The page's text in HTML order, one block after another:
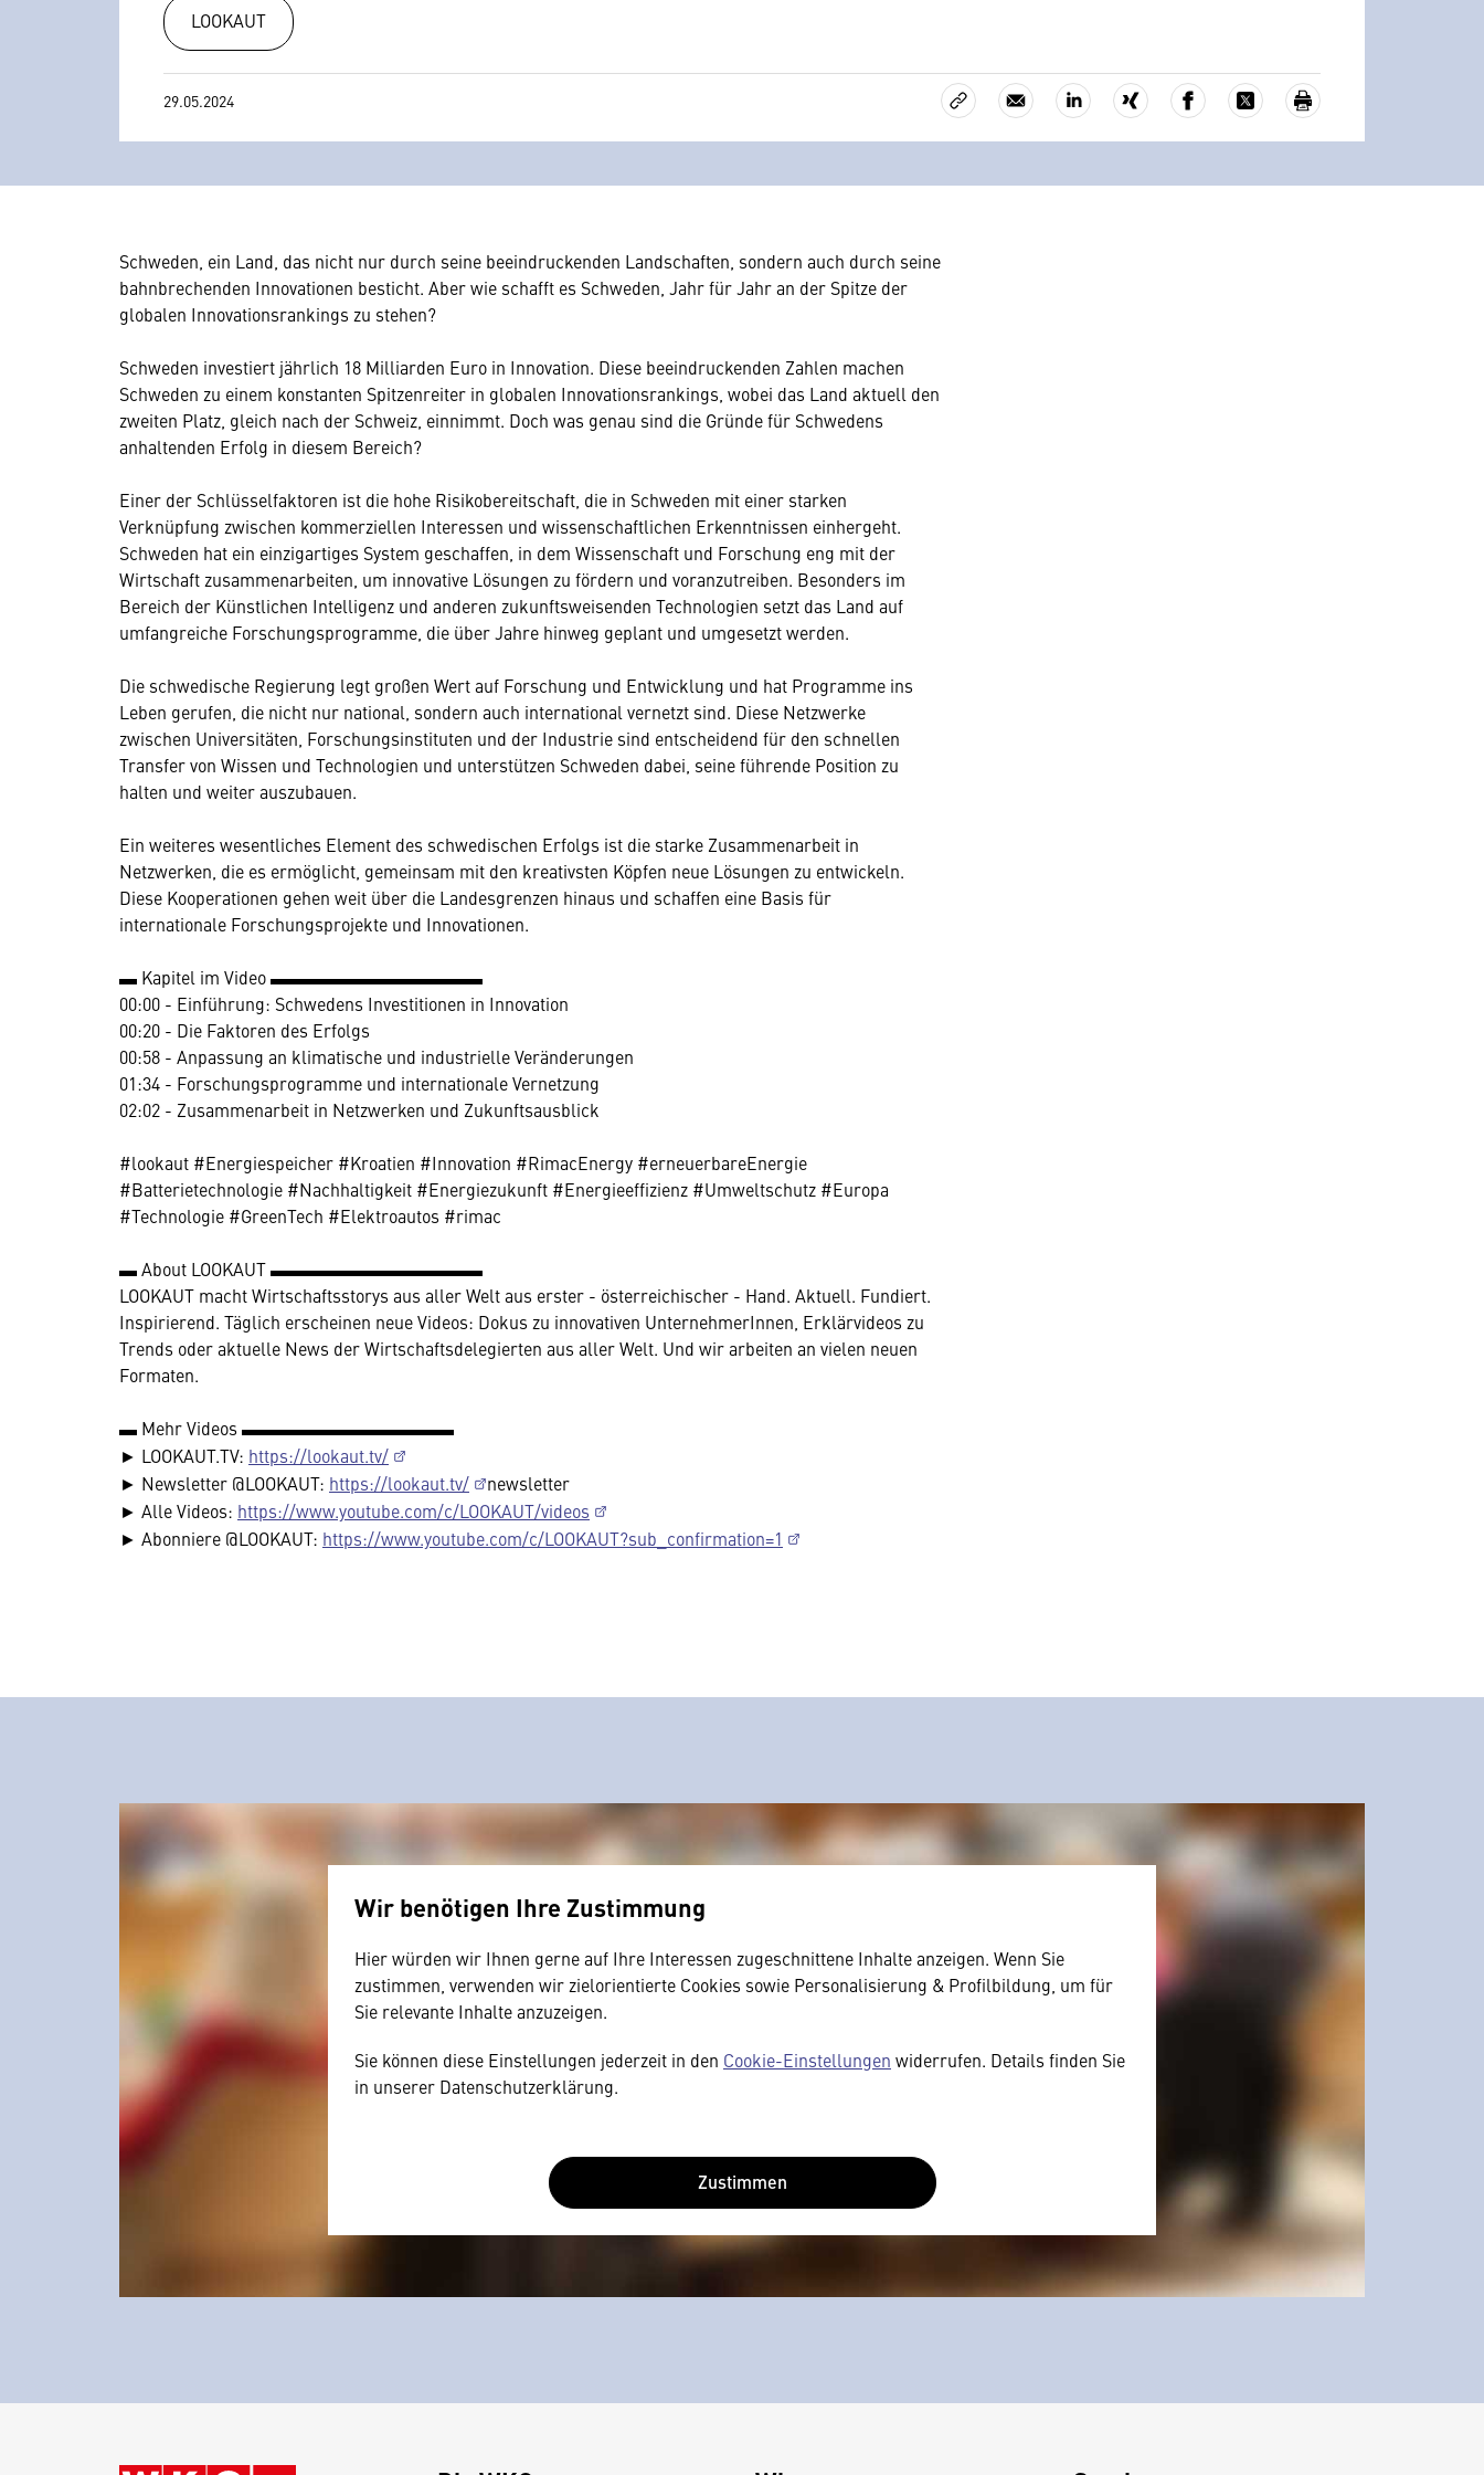
LOOKAUT
29.05.2024
Schweden, ein Land, das nicht nur durch seine beeindruckenden Landschaften, sondern auch durch seine
bahnbrechenden Innovationen besticht. Aber wie schafft es Schweden, Jahr für Jahr an der Spitze der
globalen Innovationsrankings zu stehen?
Schweden investiert jährlich 18 Milliarden Euro in Innovation. Diese beeindruckenden Zahlen machen
Schweden zu einem konstanten Spitzenreiter in globalen Innovationsrankings, wobei das Land aktuell den
zweiten Platz, gleich nach der Schweiz, einnimmt. Doch was genau sind die Gründe für Schwedens
anhaltenden Erfolg in diesem Bereich?
Einer der Schlüsselfaktoren ist die hohe Risikobereitschaft, die in Schweden mit einer starken
Verknüpfung zwischen kommerziellen Interessen und wissenschaftlichen Erkenntnissen einhergeht.
Schweden hat ein einzigartiges System geschaffen, in dem Wissenschaft und Forschung eng mit der
Wirtschaft zusammenarbeiten, um innovative Lösungen zu fördern und voranzutreiben. Besonders im
Bereich der Künstlichen Intelligenz und anderen zukunftsweisenden Technologien setzt das Land auf
umfangreiche Forschungsprogramme, die über Jahre hinweg geplant und umgesetzt werden.
Die schwedische Regierung legt großen Wert auf Forschung und Entwicklung und hat Programme ins
Leben gerufen, die nicht nur national, sondern auch international vernetzt sind. Diese Netzwerke
zwischen Universitäten, Forschungsinstituten und der Industrie sind entscheidend für den schnellen
Transfer von Wissen und Technologien und unterstützen Schweden dabei, seine führende Position zu
halten und weiter auszubauen.
Ein weiteres wesentliches Element des schwedischen Erfolgs ist die starke Zusammenarbeit in
Netzwerken, die es ermöglicht, gemeinsam mit den kreativsten Köpfen neue Lösungen zu entwickeln.
Diese Kooperationen gehen weit über die Landesgrenzen hinaus und schaffen eine Basis für
internationale Forschungsprojekte und Innovationen.
▬ Kapitel im Video ▬▬▬▬▬▬▬▬▬▬▬▬
00:00 - Einführung: Schwedens Investitionen in Innovation
00:20 - Die Faktoren des Erfolgs
00:58 - Anpassung an klimatische und industrielle Veränderungen
01:34 - Forschungsprogramme und internationale Vernetzung
02:02 - Zusammenarbeit in Netzwerken und Zukunftsausblick
#lookaut #Energiespeicher #Kroatien #Innovation #RimacEnergy #erneuerbareEnergie
#Batterietechnologie #Nachhaltigkeit #Energiezukunft #Energieeffizienz #Umweltschutz #Europa
#Technologie #GreenTech #Elektroautos #rimac
▬ About LOOKAUT ▬▬▬▬▬▬▬▬▬▬▬▬
LOOKAUT macht Wirtschaftsstorys aus aller Welt aus erster - österreichischer - Hand. Aktuell. Fundiert.
Inspirierend. Täglich erscheinen neue Videos: Dokus zu innovativen UnternehmerInnen, Erklärvideos zu
Trends oder aktuelle News der Wirtschaftsdelegierten aus aller Welt. Und wir arbeiten an vielen neuen
Formaten.
▬ Mehr Videos ▬▬▬▬▬▬▬▬▬▬▬▬
► LOOKAUT.TV: https://lookaut.tv/
► Newsletter @LOOKAUT: https://lookaut.tv/
newsletter
► Alle Videos: https://www.youtube.com/c/LOOKAUT/videos
► Abonniere @LOOKAUT: https://www.youtube.com/c/LOOKAUT?sub_confirmation=1
Wir benötigen Ihre Zustimmung
Hier würden wir Ihnen gerne auf Ihre Interessen zugeschnittene Inhalte anzeigen. Wenn Sie
zustimmen, verwenden wir zielorientierte Cookies sowie Personalisierung & Profilbildung, um für
Sie relevante Inhalte anzuzeigen.
Sie können diese Einstellungen jederzeit in den Cookie-Einstellungen widerrufen. Details finden Sie
in unserer Datenschutzerklärung.
Zustimmen